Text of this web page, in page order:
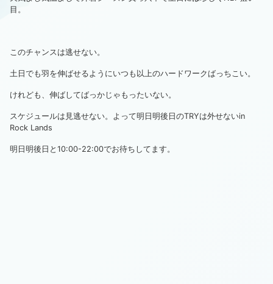
目。
このチャンスは逃せない。
土日でも羽を伸ばせるようにいつも以上のハードワークばっちこい。
けれども、伸ばしてばっかじゃもったいない。
スケジュールは見逃せない。よって明日明後日のTRYは外せないin
Rock Lands
明日明後日と10:00-22:00でお待ちしてます。